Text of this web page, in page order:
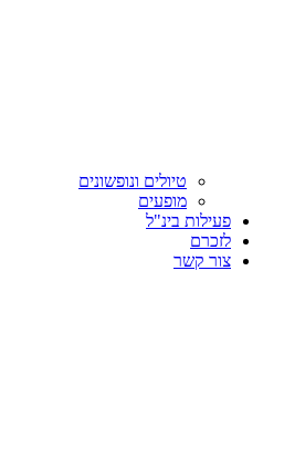
טיולים ונופשונים
מופעים
פעילות בינ"ל
לזכרם
צור קשר